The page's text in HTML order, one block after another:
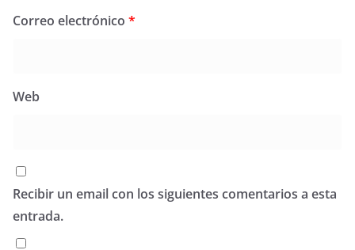
Correo electrónico *
Web
Recibir un email con los siguientes comentarios a esta
entrada.